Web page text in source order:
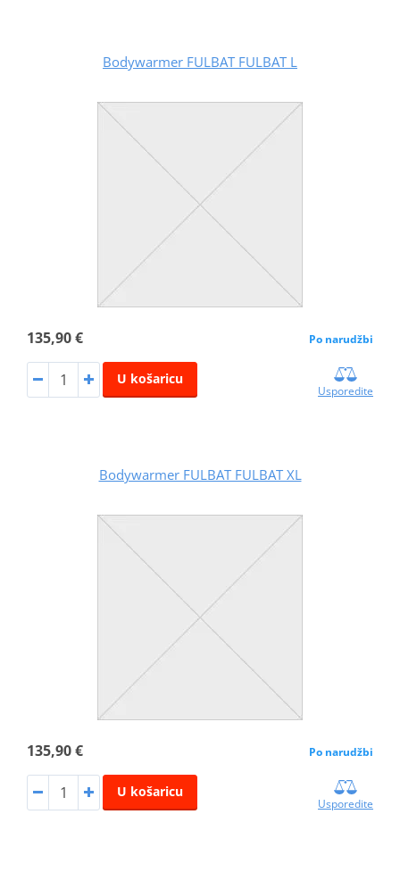
Bodywarmer FULBAT FULBAT L
135,90 € Po narudžbi
U košaricu
Usporedite
Bodywarmer FULBAT FULBAT XL
135,90 € Po narudžbi
U košaricu
Usporedite